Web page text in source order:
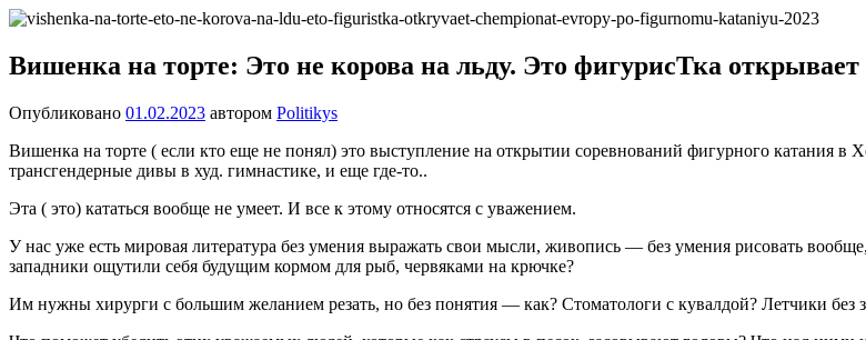
Перейти
содержимому
один
сайт
WordPress
Вишенка на торте: Это не корова на льду. Это фигурисТка
Опубликовано 01.02.2023 автором Politikys
Вишенка на торте ( если кто еще не понял) это выступление на открытии соревнований фигурного
трансгендерные дивы в худ. гимнастике, и еще где-то..
Эта ( это) кататься вообще не умеет. И все к этому относятся с уважением.
У нас уже есть мировая литература без умения выражать свои мысли, живопись — без умения рисовать
западники ощутили себя будущим кормом для рыб, червяками на крючке?
Им нужны хирурги с большим желанием резать, но без понятия — как? Стоматологи с кувалдой? Летчики без